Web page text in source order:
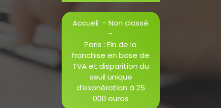
Accueil - Non classé
-
Paris : Fin de la
franchise en base de
TVA et disparition du
seuil unique
d’exonération à 25
000 euros